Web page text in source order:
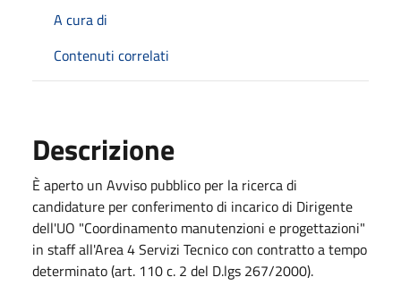
A cura di
Contenuti correlati
Descrizione
È aperto un Avviso pubblico per la ricerca di
candidature per conferimento di incarico di Dirigente
dell'UO "Coordinamento manutenzioni e progettazioni"
in staff all'Area 4 Servizi Tecnico con contratto a tempo
determinato (art. 110 c. 2 del D.lgs 267/2000).